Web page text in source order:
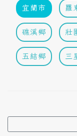
宜蘭市 羅
礁溪鄉 壯
五結鄉 三